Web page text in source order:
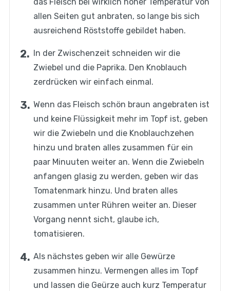
allen Seiten gut anbraten, so lange bis sich
ausreichend Röststoffe gebildet haben.
In der Zwischenzeit schneiden wir die
Zwiebel und die Paprika. Den Knoblauch
zerdrücken wir einfach einmal.
Wenn das Fleisch schön braun angebraten ist
und keine Flüssigkeit mehr im Topf ist, geben
wir die Zwiebeln und die Knoblauchzehen
hinzu und braten alles zusammen für ein
paar Minuuten weiter an. Wenn die Zwiebeln
anfangen glasig zu werden, geben wir das
Tomatenmark hinzu. Und braten alles
zusammen unter Rühren weiter an. Dieser
Vorgang nennt sicht, glaube ich,
tomatisieren.
Als nächstes geben wir alle Gewürze
zusammen hinzu. Vermengen alles im Topf
und lassen die Geürze auch kurz Temperatur